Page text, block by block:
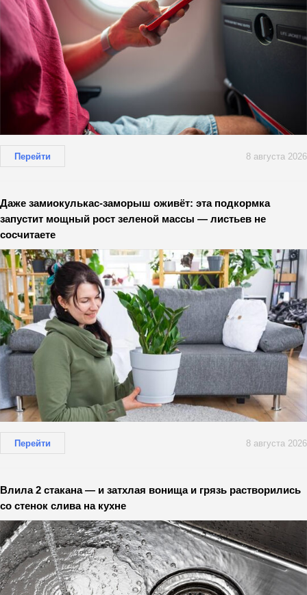
Перейти 8 августа 2026
Даже замиокулькас-заморыш оживёт: эта подкормка
запустит мощный рост зеленой массы — листьев не
сосчитаете
Перейти 8 августа 2026
Влила 2 стакана — и затхлая вонища и грязь растворились
со стенок слива на кухне